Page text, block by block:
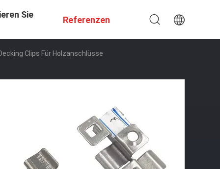
Sie
Referenzen
Clips Für Holzanschlüsse